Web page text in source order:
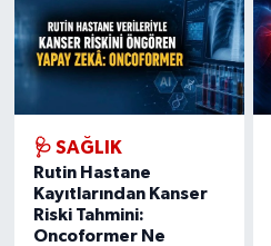
🩺 SAĞLIK
Rutin Hastane
Kayıtlarından Kanser
Riski Tahmini:
Oncoformer Ne